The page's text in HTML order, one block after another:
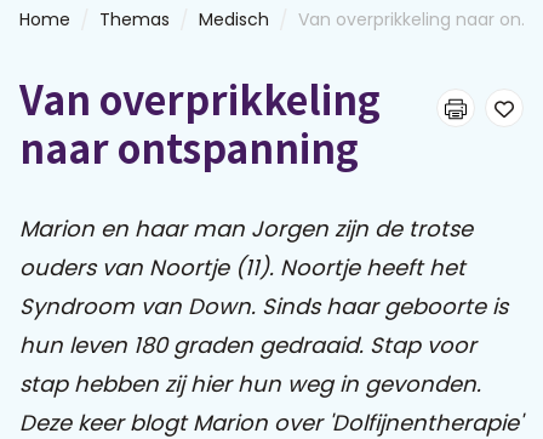
Thema's
Leren & ontmoeten
E-learnings
Praat mee
Home Themas Medisch Van overprikkeling naar on...
Van overprikkeling
naar ontspanning
Marion en haar man Jorgen zijn de trotse
ouders van Noortje (11). Noortje heeft het
Syndroom van Down. Sinds haar geboorte is
hun leven 180 graden gedraaid. Stap voor
stap hebben zij hier hun weg in gevonden.
Deze keer blogt Marion over 'Dolfijnentherapie'